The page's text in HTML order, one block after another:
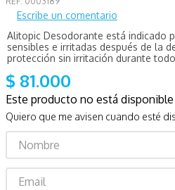
Escribe un comentario
Alitopic Desodorante está indicado
sensibles e irritadas después de la
protección sin irritación durante
$ 81.000
Este producto no está
Quiero que me avisen cuando esté
posay